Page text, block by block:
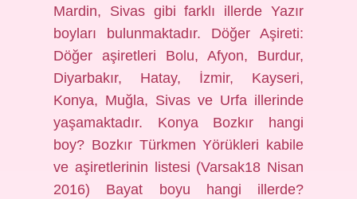
Mardin, Sivas gibi farklı illerde Yazır
boyları bulunmaktadır. Döğer Aşireti:
Döğer aşiretleri Bolu, Afyon, Burdur,
Diyarbakır, Hatay, İzmir, Kayseri,
Konya, Muğla, Sivas ve Urfa illerinde
yaşamaktadır. Konya Bozkır hangi
boy? Bozkır Türkmen Yörükleri kabile
ve aşiretlerinin listesi (Varsak18 Nisan
2016) Bayat boyu hangi illerde?